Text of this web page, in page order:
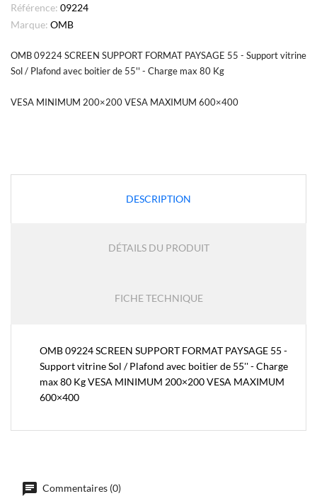
Référence: 09224
Marque: OMB
OMB 09224 SCREEN SUPPORT FORMAT PAYSAGE 55 - Support vitrine
Sol / Plafond avec boitier de 55'' - Charge max 80 Kg
VESA MINIMUM 200×200 VESA MAXIMUM 600×400
DESCRIPTION
DÉTAILS DU PRODUIT
FICHE TECHNIQUE
OMB 09224 SCREEN SUPPORT FORMAT PAYSAGE 55 -
Support vitrine Sol / Plafond avec boitier de 55'' - Charge
max 80 Kg VESA MINIMUM 200×200 VESA MAXIMUM
600×400
Commentaires (0)